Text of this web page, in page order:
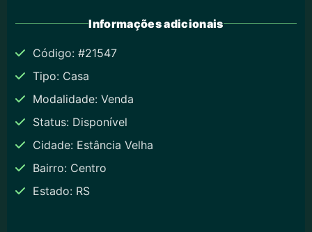
Informações adicionais
Código: #21547
Tipo: Casa
Modalidade: Venda
Status: Disponível
Cidade: Estância Velha
Bairro: Centro
Estado: RS